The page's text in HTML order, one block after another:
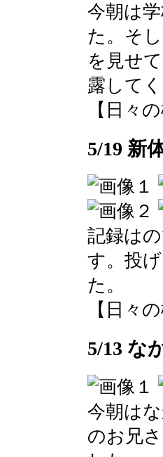
今朝は
た。そ
を見せ
露して
【日々
5/19 新
記録は
す。投
た。
【日々
5/13 な
今朝は
のお兄